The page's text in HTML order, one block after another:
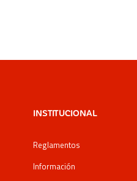
INSTITUCIONAL
Reglamentos
Información